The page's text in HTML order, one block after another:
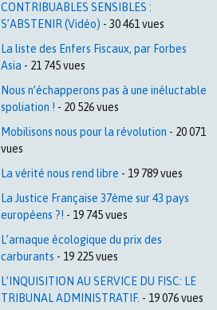
CONTRIBUABLES SENSIBLES :
S’ABSTENIR (Vidéo) - 30 461 vues
La liste des Enfers Fiscaux, par Forbes
Asia - 21 745 vues
Nous n’échapperons pas à une inéluctable
spoliation ! - 20 526 vues
Mobilisons nous pour la révolution - 20 071
vues
La vérité nous rend libre - 19 789 vues
La Justice Française 37ème sur 43 pays
européens ?! - 19 745 vues
L’arnaque écologique du prix des
carburants - 19 225 vues
L’INQUISITION AU SERVICE DU FISC: LE
TRIBUNAL ADMINISTRATIF. - 19 076 vues